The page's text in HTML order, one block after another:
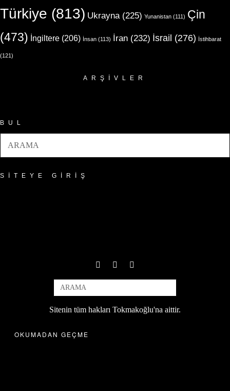
Türkiye (813) Ukrayna(225) Yunanistan (111) Çin
(473) İngiltere (206) İnsan (113) İran (232) İsrail (276) İstihbarat
(121)
ARŞIVLER
BUL
SITEYE GIRIŞ
Sitenin tüm hakları Tokmakoğlu'na aittir.
OKUMADAN GEÇME